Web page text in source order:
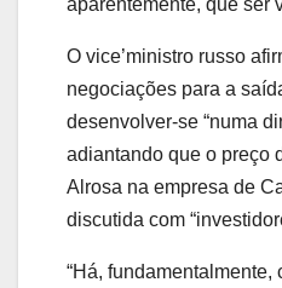
O vice’ministro russo
negociações para a
desenvolver-se “numa
adiantando que o preço
Alrosa na empresa de
discutida com
“Há,